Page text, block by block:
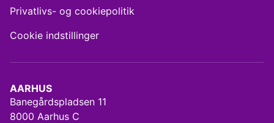
AARHUS
Banegårdspladsen 11
8000 Aarhus C
Privatlivs- og cookiepolitik
Cookie indstillinger